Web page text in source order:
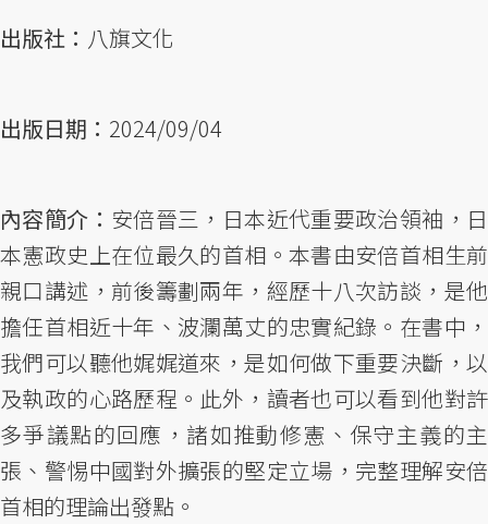
出版社： 八旗文化
出版日期： 2024/09/04
內容簡介： 安倍晉三，日本近代重要政治領袖，日
本憲政史上在位最久的首相。本書由安倍首相生前
親口講述，前後籌劃兩年，經歷十八次訪談，是他
擔任首相近十年、波瀾萬丈的忠實紀錄。在書中，
我們可以聽他娓娓道來，是如何做下重要決斷，以
及執政的心路歷程。此外，讀者也可以看到他對許
多爭議點的回應，諸如推動修憲、保守主義的主
張、警惕中國對外擴張的堅定立場，完整理解安倍
首相的理論出發點。